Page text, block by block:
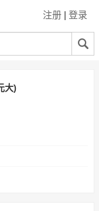
注册 登录
大)